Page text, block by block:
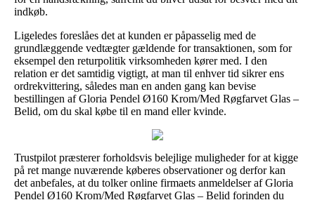
indkøb.
Ligeledes foreslåes det at kunden er påpasselig med de
grundlæggende vedtægter gældende for transaktionen, som for
eksempel den returpolitik virksomheden kører med. I den
relation er det samtidig vigtigt, at man til enhver tid sikrer ens
ordrekvittering, således man en anden gang kan bevise
bestillingen af Gloria Pendel Ø160 Krom/Med Røgfarvet Glas –
Belid, om du skal købe til en mand eller kvinde.
Trustpilot præsterer forholdsvis belejlige muligheder for at kigge
på ret mange nuværende køberes observationer og derfor kan
det anbefales, at du tolker online firmaets anmeldelser af Gloria
Pendel Ø160 Krom/Med Røgfarvet Glas – Belid forinden du